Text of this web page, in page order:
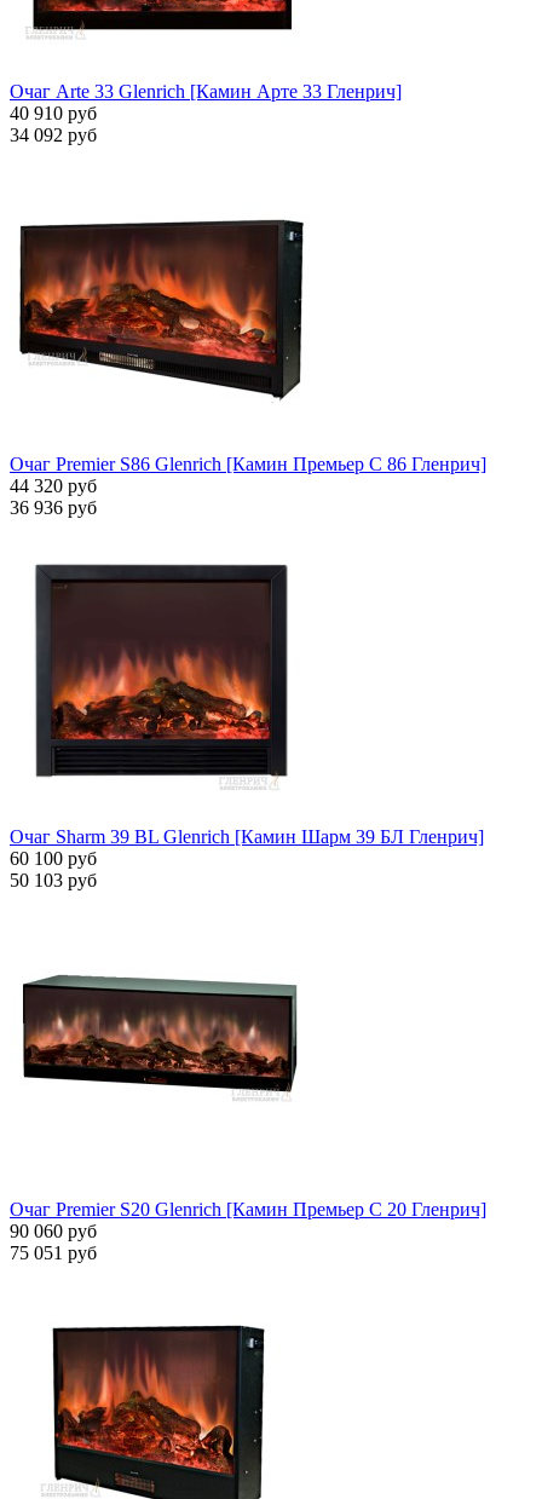
Очаг Arte 33 Glenrich [Камин Арте 33 Гленрич]
40 910 руб
34 092 руб
Очаг Premier S86 Glenrich [Камин Премьер С 86 Гленрич]
44 320 руб
36 936 руб
Очаг Sharm 39 BL Glenrich [Камин Шарм 39 БЛ Гленрич]
60 100 руб
50 103 руб
Очаг Premier S20 Glenrich [Камин Премьер С 20 Гленрич]
90 060 руб
75 051 руб